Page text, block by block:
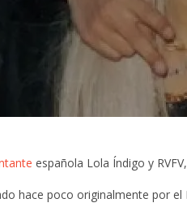
española Lola Índigo y
hace poco originalmente por